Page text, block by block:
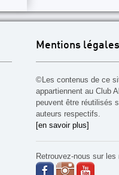
Mentions légales
©Les contenus de ce
appartiennent au Club
peuvent être réutilisés
auteurs respectifs.
[en savoir plus]
Retrouvez-nous sur